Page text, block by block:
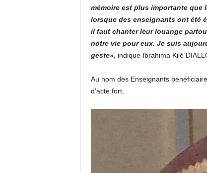
mémoire est plus importante que
lorsque des enseignants ont été
il faut chanter leur louange
notre vie pour eux. Je suis
geste», indique Ibrahima Kilé
Au nom des Enseignants
d’acte fort.